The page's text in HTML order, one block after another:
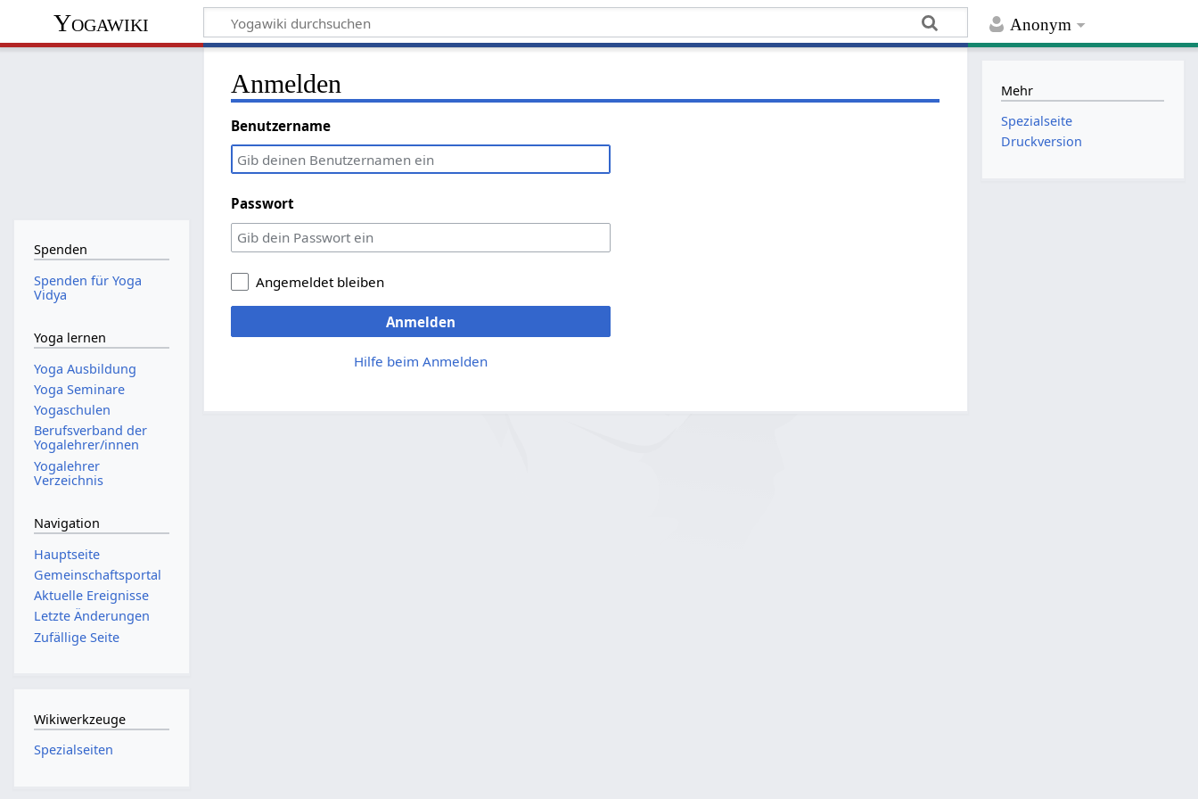
Anonym
Yogawiki
Anmelden
Benutzername
Passwort
Angemeldet bleiben
Anmelden
Hilfe beim Anmelden
Spenden
Spenden für Yoga
Vidya
Yoga lernen
Yoga Ausbildung
Yoga Seminare
Yogaschulen
Berufsverband der
Yogalehrer/innen
Yogalehrer
Verzeichnis
Navigation
Hauptseite
Gemeinschafts­portal
Aktuelle Ereignisse
Letzte Änderungen
Zufällige Seite
Wikiwerkzeuge
Spezialseiten
Mehr
Spezialseite
Druckversion